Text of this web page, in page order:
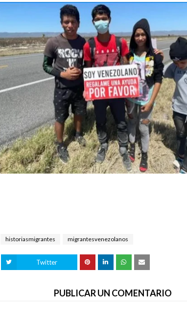
historiasmigrantes migrantesvenezolanos
Twitter
PUBLICAR UN COMENTARIO